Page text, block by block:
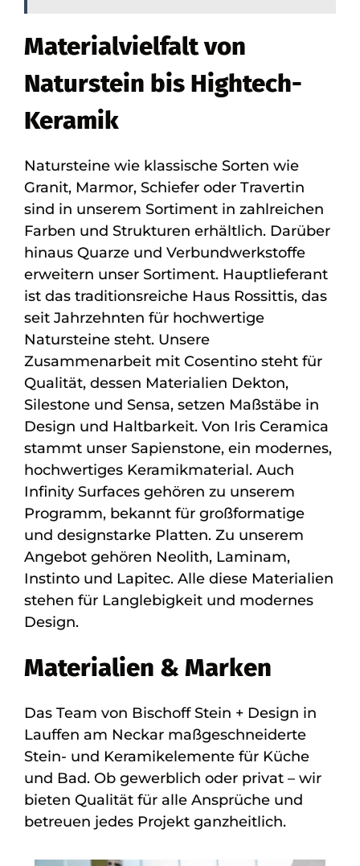
Materialvielfalt von
Naturstein bis Hightech-
Keramik
Natursteine wie klassische Sorten wie
Granit, Marmor, Schiefer oder Travertin
sind in unserem Sortiment in zahlreichen
Farben und Strukturen erhältlich. Darüber
hinaus Quarze und Verbundwerkstoffe
erweitern unser Sortiment. Hauptlieferant
ist das traditionsreiche Haus Rossittis, das
seit Jahrzehnten für hochwertige
Natursteine steht. Unsere
Zusammenarbeit mit Cosentino steht für
Qualität, dessen Materialien Dekton,
Silestone und Sensa, setzen Maßstäbe in
Design und Haltbarkeit. Von Iris Ceramica
stammt unser Sapienstone, ein modernes,
hochwertiges Keramikmaterial. Auch
Infinity Surfaces gehören zu unserem
Programm, bekannt für großformatige
und designstarke Platten. Zu unserem
Angebot gehören Neolith, Laminam,
Instinto und Lapitec. Alle diese Materialien
stehen für Langlebigkeit und modernes
Design.
Materialien & Marken
Das Team von Bischoff Stein + Design in
Lauffen am Neckar maßgeschneiderte
Stein- und Keramikelemente für Küche
und Bad. Ob gewerblich oder privat – wir
bieten Qualität für alle Ansprüche und
betreuen jedes Projekt ganzheitlich.